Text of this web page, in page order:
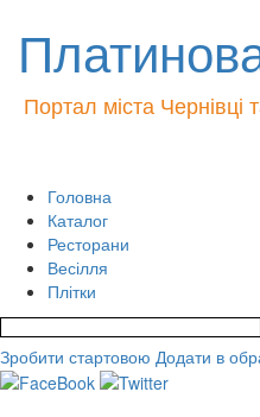
Портал міста Чернівці
Головна
Каталог
Ресторани
Весілля
Плітки
Зробити стартовою Додати в